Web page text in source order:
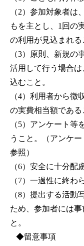
（2）参加対象者は
もを主とし、1回の
の利用が見込まれる
（3）原則、新規の
活用して行う場合
込むこと。
（4）利用者から徴
の実費相当額である
（5）アンケート等
うこと。（アンケ
参照）
（6）安全に十分配
（7）一過性に終わ
（8）提出する活動
ため、参加者には
と。
◆留意事項